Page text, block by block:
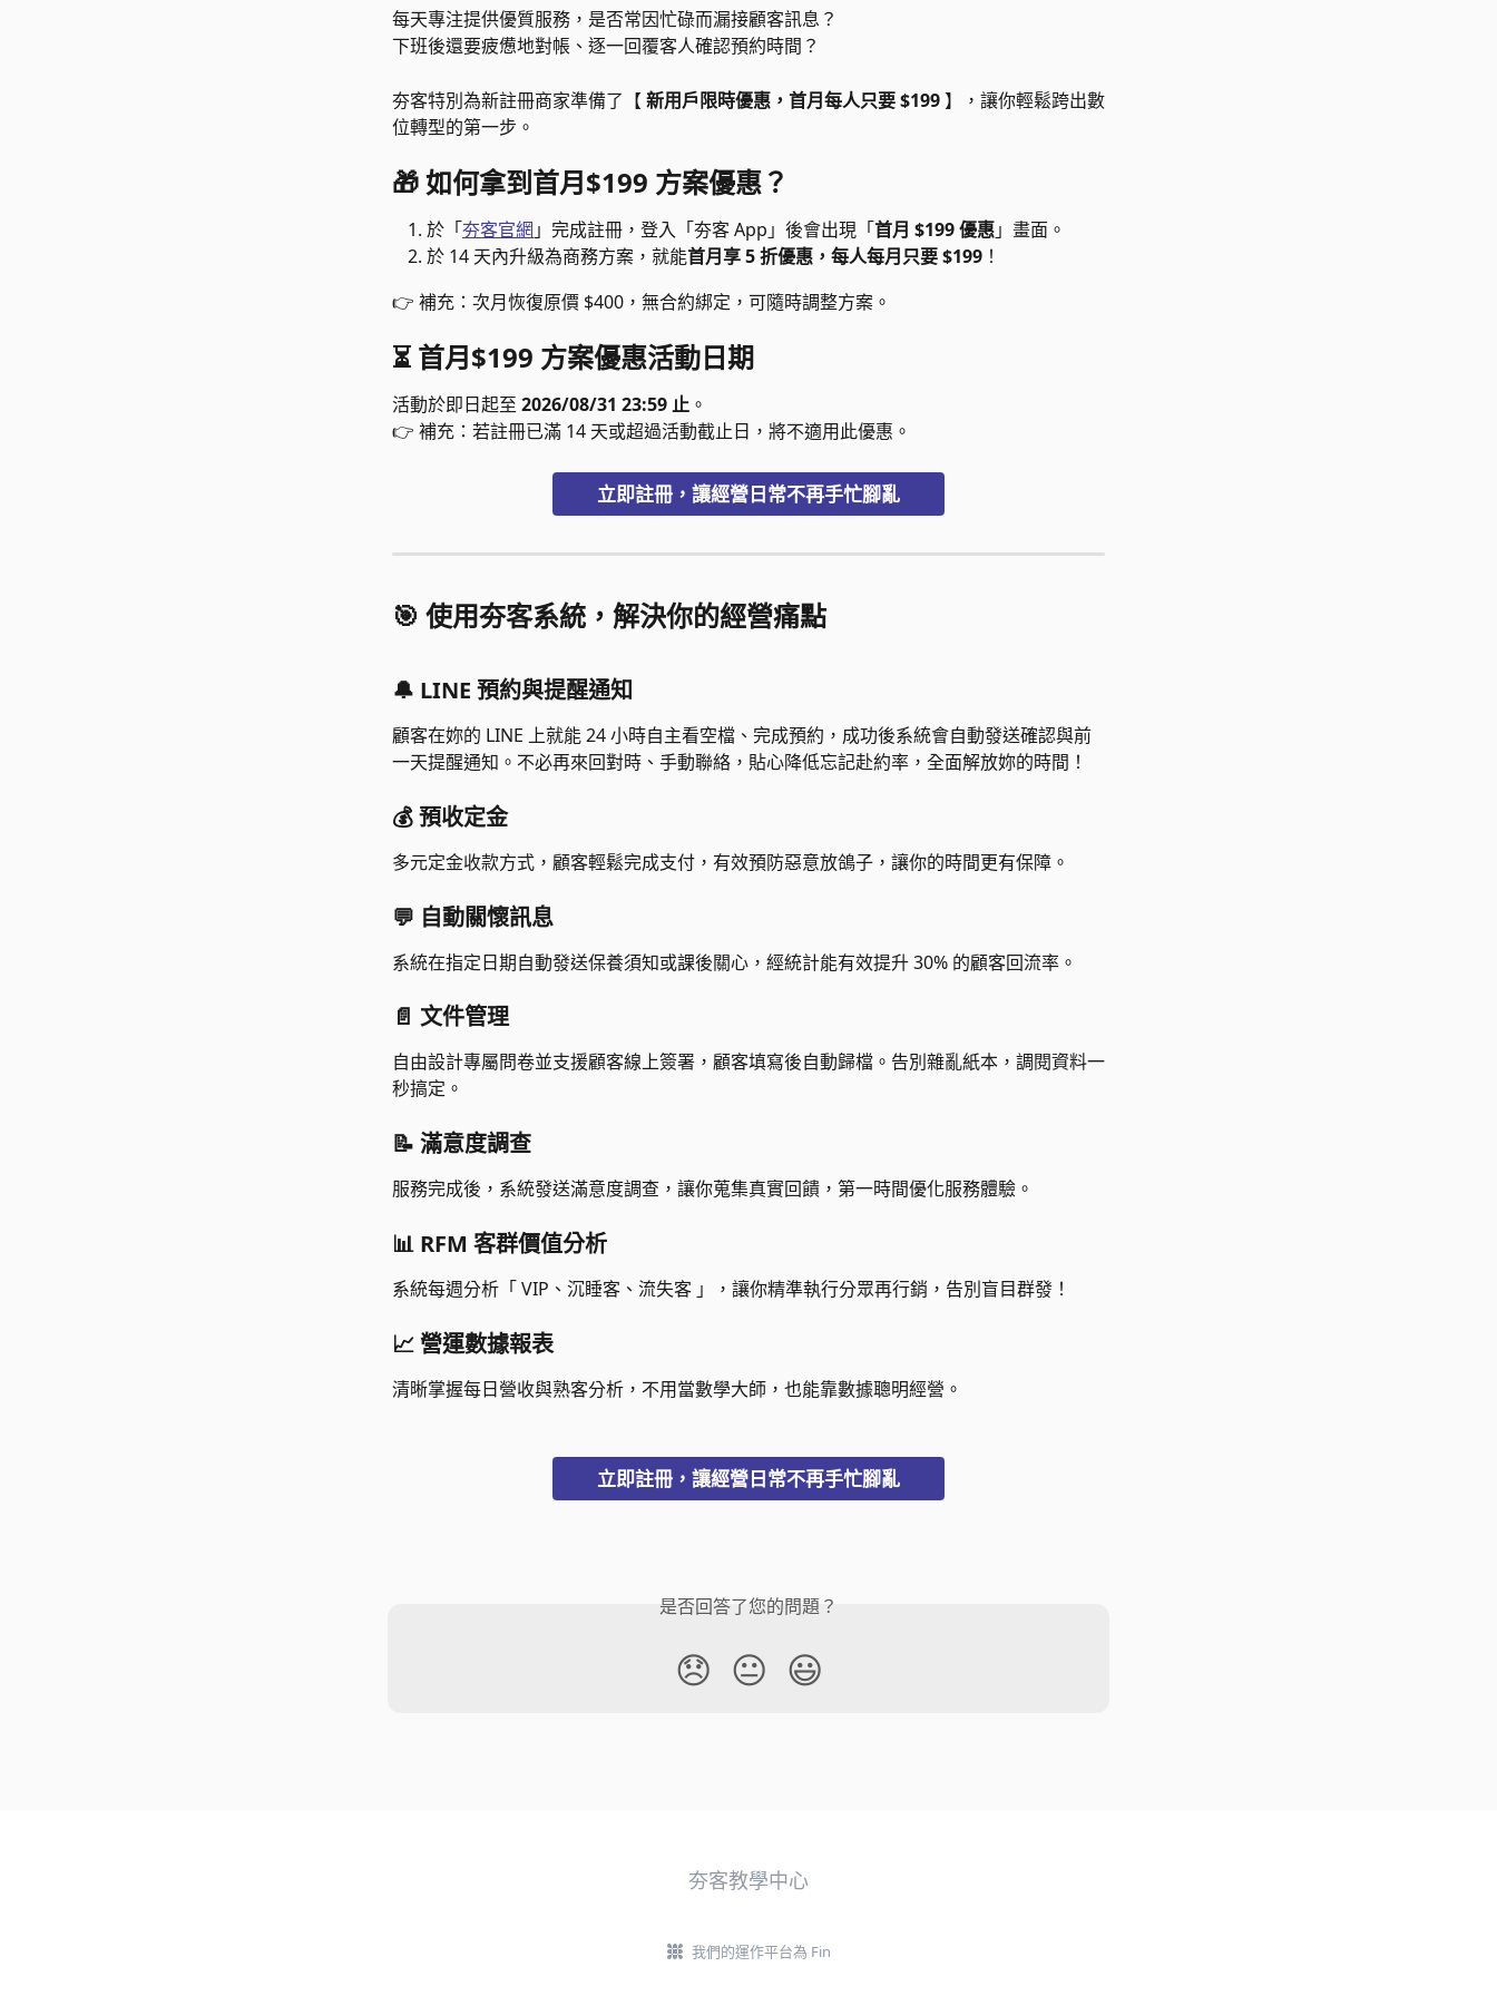
每天專注提供優質服務，是否常因忙碌而漏接顧客訊息？
下班後還要疲憊地對帳、逐一回覆客人確認預約時間？
夯客特別為新註冊商家準備了【 新用戶限時優惠，首月每人只要 $199 】，讓你輕鬆跨出數
位轉型的第一步。
🎁 如何拿到首月$199 方案優惠？
於「夯客官網 」完成註冊，登入「夯客 App」後會出現「首月 $199 優惠」畫面。
於 14 天內升級為商務方案，就能首月享 5 折優惠，每人每月只要$199 ！
👉 補充：次月恢復原價 $400，無合約綁定，可隨時調整方案。
⏳ 首月$199 方案優惠活動日期
活動於即日起至 2026/08/31 23:59 止 。
👉 補充：若註冊已滿 14 天或超過活動截止日，將不適用此優惠。
立即註冊，讓經營日常不再手忙腳亂
🎯 使用夯客系統，解決你的經營痛點
🔔 LINE 預約與提醒通知
顧客在妳的 LINE 上就能 24 小時自主看空檔、完成預約，成功後系統會自動發送確認與前
一天提醒通知。不必再來回對時、手動聯絡，貼心降低忘記赴約率，全面解放妳的時間！
💰 預收定金
多元定金收款方式，顧客輕鬆完成支付，有效預防惡意放鴿子，讓你的時間更有保障。
💬 自動關懷訊息
系統在指定日期自動發送保養須知或課後關心，經統計能有效提升 30% 的顧客回流率。
📄 文件管理
自由設計專屬問卷並支援顧客線上簽署，顧客填寫後自動歸檔。告別雜亂紙本，調閱資料一
秒搞定。
📝 滿意度調查
服務完成後，系統發送滿意度調查，讓你蒐集真實回饋，第一時間優化服務體驗。
📊 RFM 客群價值分析
系統每週分析「 VIP、沉睡客、流失客 」，讓你精準執行分眾再行銷，告別盲目群發！
📈 營運數據報表
清晰掌握每日營收與熟客分析，不用當數學大師，也能靠數據聰明經營。
立即註冊，讓經營日常不再手忙腳亂
是否回答了您的問題？
😞 😐 😃
夯客教學中心
我們的運作平台為 Fin